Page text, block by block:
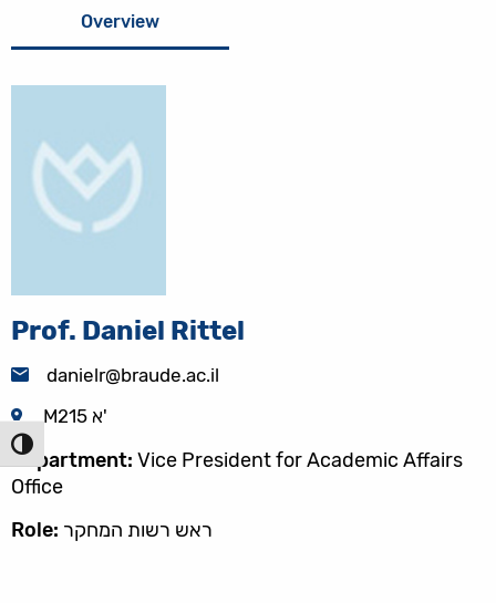
Overview
Prof. Daniel Rittel
danielr@braude.ac.il
M215 א'
Department: Vice President for Academic Affairs
Office
Role: ראש רשות המחקר